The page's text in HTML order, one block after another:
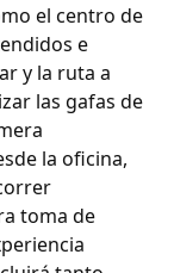
el centro de
e
y la ruta a
las gafas de
la oficina,
toma de